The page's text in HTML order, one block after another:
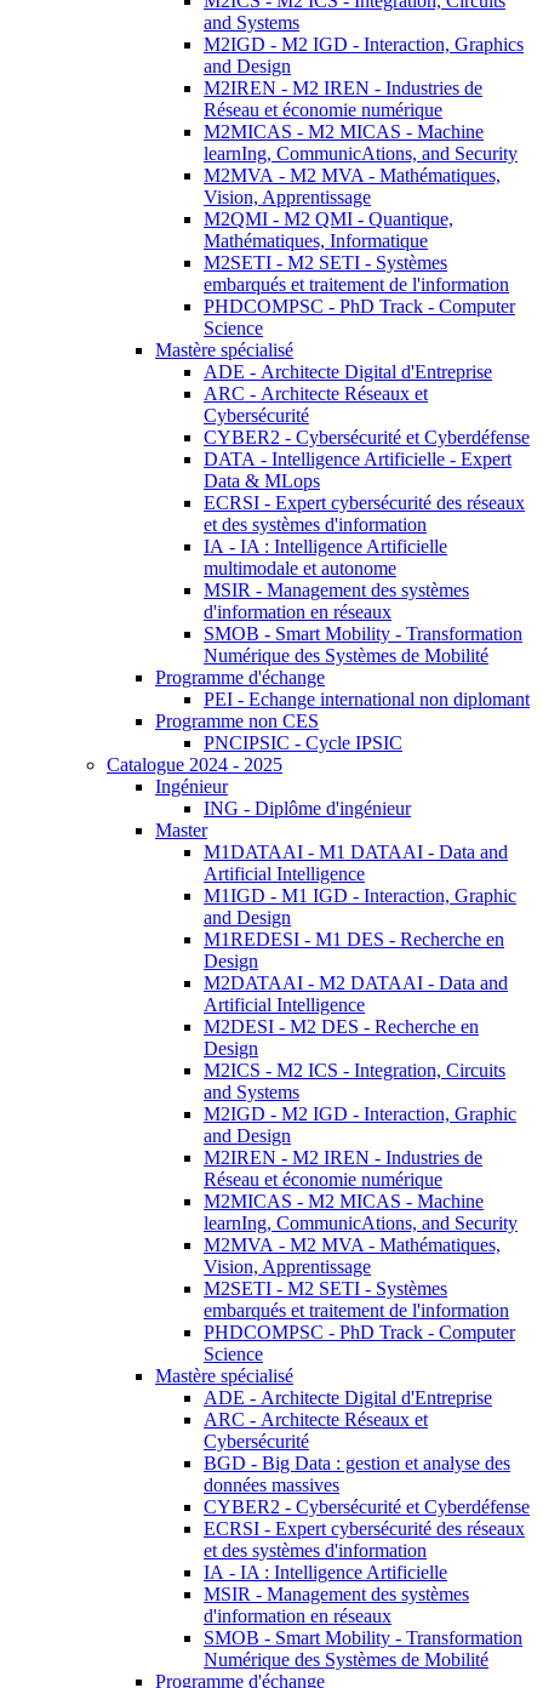
and Systems
M2IGD - M2 IGD - Interaction, Graphics
and Design
M2IREN - M2 IREN - Industries de
Réseau et économie numérique
M2MICAS - M2 MICAS - Machine
learnIng, CommunicAtions, and Security
M2MVA - M2 MVA - Mathématiques,
Vision, Apprentissage
M2QMI - M2 QMI - Quantique,
Mathématiques, Informatique
M2SETI - M2 SETI - Systèmes
embarqués et traitement de l'information
PHDCOMPSC - PhD Track - Computer
Science
Mastère spécialisé
ADE - Architecte Digital d'Entreprise
ARC - Architecte Réseaux et
Cybersécurité
CYBER2 - Cybersécurité et Cyberdéfense
DATA - Intelligence Artificielle - Expert
Data & MLops
ECRSI - Expert cybersécurité des réseaux
et des systèmes d'information
IA - IA : Intelligence Artificielle
multimodale et autonome
MSIR - Management des systèmes
d'information en réseaux
SMOB - Smart Mobility - Transformation
Numérique des Systèmes de Mobilité
Programme d'échange
PEI - Echange international non diplomant
Programme non CES
PNCIPSIC - Cycle IPSIC
Catalogue 2024 - 2025
Ingénieur
ING - Diplôme d'ingénieur
Master
M1DATAAI - M1 DATAAI - Data and
Artificial Intelligence
M1IGD - M1 IGD - Interaction, Graphic
and Design
M1REDESI - M1 DES - Recherche en
Design
M2DATAAI - M2 DATAAI - Data and
Artificial Intelligence
M2DESI - M2 DES - Recherche en
Design
M2ICS - M2 ICS - Integration, Circuits
and Systems
M2IGD - M2 IGD - Interaction, Graphic
and Design
M2IREN - M2 IREN - Industries de
Réseau et économie numérique
M2MICAS - M2 MICAS - Machine
learnIng, CommunicAtions, and Security
M2MVA - M2 MVA - Mathématiques,
Vision, Apprentissage
M2SETI - M2 SETI - Systèmes
embarqués et traitement de l'information
PHDCOMPSC - PhD Track - Computer
Science
Mastère spécialisé
ADE - Architecte Digital d'Entreprise
ARC - Architecte Réseaux et
Cybersécurité
BGD - Big Data : gestion et analyse des
données massives
CYBER2 - Cybersécurité et Cyberdéfense
ECRSI - Expert cybersécurité des réseaux
et des systèmes d'information
IA - IA : Intelligence Artificielle
MSIR - Management des systèmes
d'information en réseaux
SMOB - Smart Mobility - Transformation
Numérique des Systèmes de Mobilité
Programme d'échange